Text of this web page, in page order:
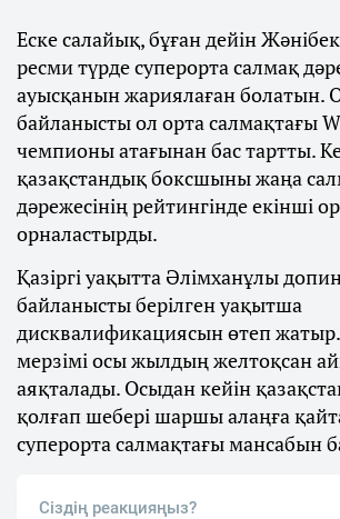
Еске салайық, бұған дейін
ресми түрде суперорта салмақ
ауысқанын жариялаған болатын.
байланысты ол орта салмақтағы
чемпионы атағынан бас тартты.
қазақстандық боксшыны жаңа
дәрежесінің рейтингінде екінші
орналастырды.
Қазіргі уақытта Әлімханұлы
байланысты берілген уақытша
дисквалификациясын өтеп
мерзімі осы жылдың желтоқсан
аяқталады. Осыдан кейін
қолғап шебері шаршы алаңға
суперорта салмақтағы мансабын
Сіздің реакцияңыз?